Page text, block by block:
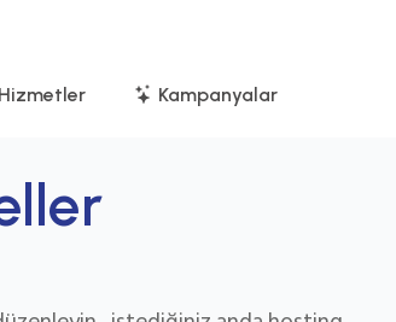
Kampanyalar